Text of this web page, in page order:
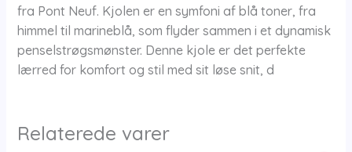
antal
fra Pont Neuf. Kjolen er en symfoni af blå toner, fra
himmel til marineblå, som flyder sammen i et dynamisk
penselstrøgsmønster. Denne kjole er det perfekte
lærred for komfort og stil med sit løse snit, d
Relaterede varer